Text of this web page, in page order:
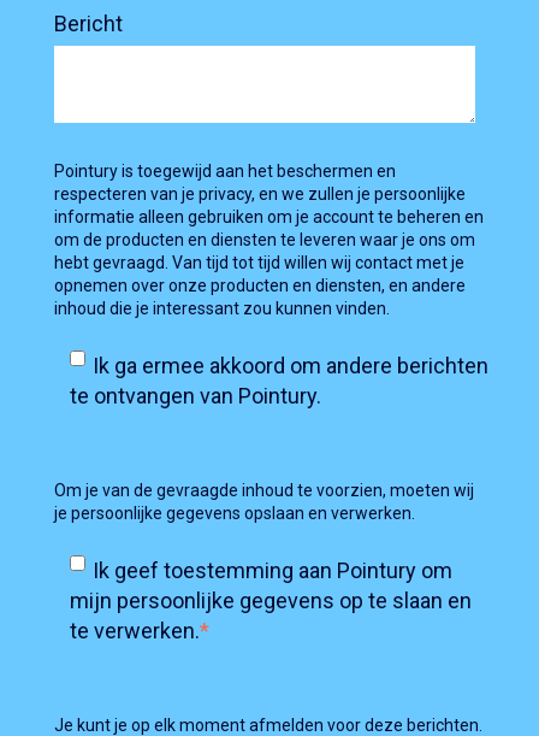
Bericht
Pointury is toegewijd aan het beschermen en
respecteren van je privacy, en we zullen je persoonlijke
informatie alleen gebruiken om je account te beheren en
om de producten en diensten te leveren waar je ons om
hebt gevraagd. Van tijd tot tijd willen wij contact met je
opnemen over onze producten en diensten, en andere
inhoud die je interessant zou kunnen vinden.
Ik ga ermee akkoord om andere berichten
te ontvangen van Pointury.
Om je van de gevraagde inhoud te voorzien, moeten wij
je persoonlijke gegevens opslaan en verwerken.
Ik geef toestemming aan Pointury om
mijn persoonlijke gegevens op te slaan en
te verwerken.*
Je kunt je op elk moment afmelden voor deze berichten.